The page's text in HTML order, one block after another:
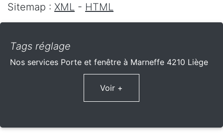
Sitemap : XML - HTML
Tags réglage
Nos services Porte et fenêtre à Marneffe 4210 Liège
Voir +